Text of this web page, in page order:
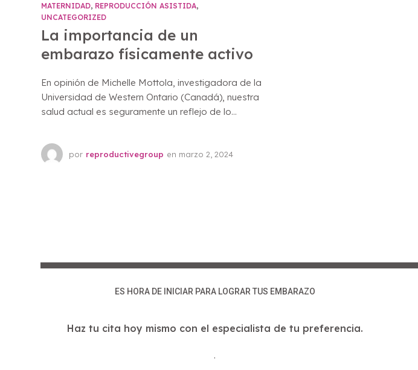
MATERNIDAD, REPRODUCCIÓN ASISTIDA,
UNCATEGORIZED
La importancia de un
embarazo físicamente activo
En opinión de Michelle Mottola, investigadora de la
Universidad de Western Ontario (Canadá), nuestra
salud actual es seguramente un reflejo de lo...
por reproductivegroup en marzo 2, 2024
ES HORA DE INICIAR PARA LOGRAR TUS EMBARAZO
Haz tu cita hoy mismo con el especialista de tu preferencia.
.